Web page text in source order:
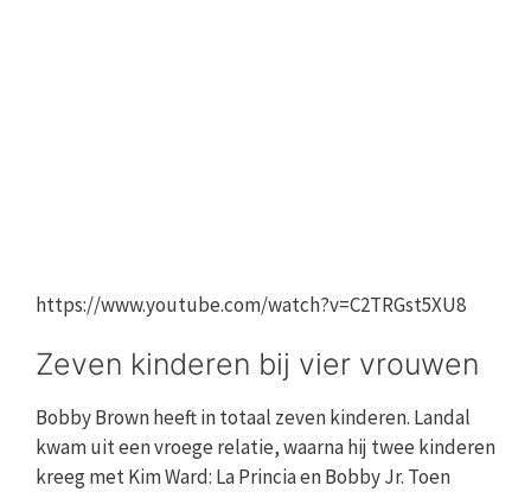
https://www.youtube.com/watch?v=C2TRGst5XU8
Zeven kinderen bij vier vrouwen
Bobby Brown heeft in totaal zeven kinderen. Landal
kwam uit een vroege relatie, waarna hij twee kinderen
kreeg met Kim Ward: La Princia en Bobby Jr. Toen